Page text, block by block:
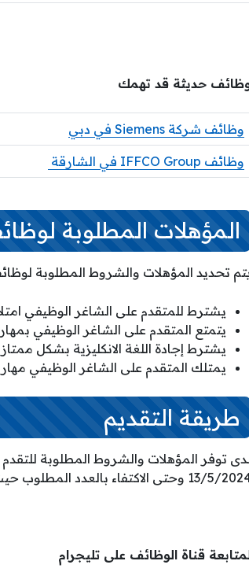
حديثة قد تهمك
وظائف شركة Siemens في دبي
وظائف IFFCO Group في الشارقة
المؤهلات المطلوبة
تحديد المؤهلات والشروط المطلوبة
يشترط للمتقدم على الشاغر الوظيفي امتلاك خبرة لا تقل عن
يتمتع المتقدم على الشاغر الوظيفي
يشترط إجادة اللغة الانكليزية بشكل
يمتلك المتقدم على الشاغر الوظيفي
طريقة التقديم
توفر المؤهلات والشروط المطلوبة
وحتى الاكتفاء بالعدد المطلوب حيث يتم التقديم عن طريق الرابط المباشر
قناة الوظائف على تليجرام